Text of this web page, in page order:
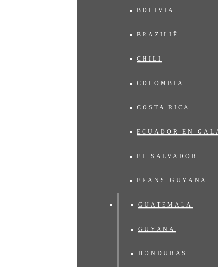
BOLIVIA
BRAZILIË
CHILI
COLOMBIA
COSTA RICA
ECUADOR EN
EL SALVADOR
FRANS-GUYANA
GUATEMALA
GUYANA
HONDURAS